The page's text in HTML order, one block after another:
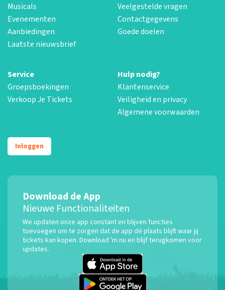
Musicals
Evenementen
Aanbiedingen
Laatste nieuwsbrief
Veelgestelde vragen
Contactgegevens
Goede doelen
Service
Groepsboekingen
Verkoop Je Tickets
Hulp nodig?
Klantenservice
Veiligheid en privacy
Algemene voorwaarden
Inloggen
Download de App
Nieuwe Functionaliteiten
We updaten onze app constant en blijven functies
toevoegen om te zorgen dat de app dé plaats blijft waar jij
tickets kan kopen. Download 'm nu en blijf terugkomen voor
updates.